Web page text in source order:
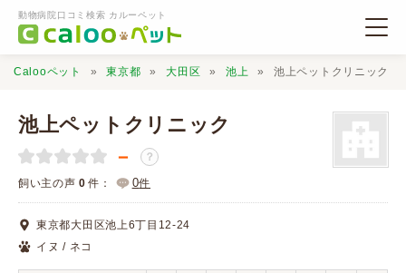
動物病院口コミ検索 カルーペット
動物病院検索
口コミ検索
Calooペット 東京都 大田区 池上 池上ペットクリニック
池上ペットクリニック
－ ？
飼い主の声 0 件： 0件
東京都大田区池上6丁目12-24
イヌ / ネコ